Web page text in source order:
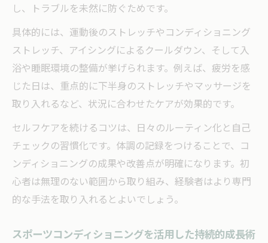
し、トラブルを未然に防ぐためです。
具体的には、運動後のストレッチやコンディショニング
ストレッチ、アイシングによるクールダウン、そして入
浴や睡眠環境の整備が挙げられます。例えば、疲労を感
じた日は、重点的に下半身のストレッチやマッサージを
取り入れるなど、状況に合わせたケアが効果的です。
セルフケアを続けるコツは、日々のルーティン化と自己
チェックの習慣化です。体調の記録をつけることで、コ
ンディショニングの成果や改善点が明確になります。初
心者は無理のない範囲から取り組み、経験者はより専門
的な手法を取り入れるとよいでしょう。
スポーツコンディショニングを活用した持続的成長術